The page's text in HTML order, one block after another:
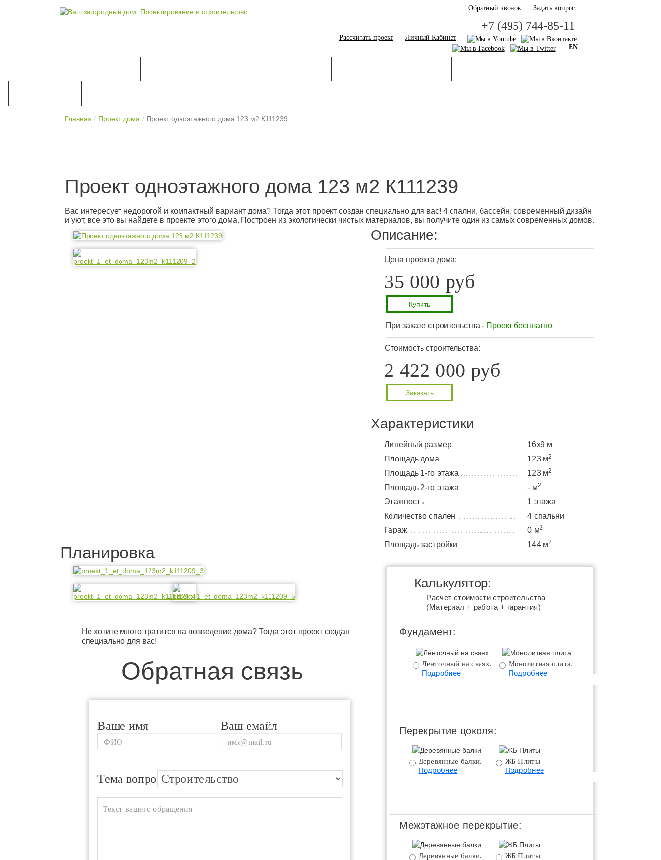
Обратный звонок Задать вопрос
+7 (495) 744-85-11
Рассчитать проект
Личный Кабинет
EN
Главная Проект дома Проект одноэтажного дома 123 м2 К111239
Проект одноэтажного дома 123 м2 К111239
Вас интересует недорогой и компактный вариант дома? Тогда этот проект создан специально для вас! 4 спални, бассейн, современный дизайн
и уют, все это вы найдете в проекте этого дома. Построен из экологически чистых материалов, вы получите один из самых современных домов.
Описание:
Цена проекта дома:
35 000 руб
Купить
При заказе строительства - Проект бесплатно
Стоимость строительства:
2 422 000 руб
Заказать
Характеристики
Линейный размер
16x9 м
Площадь дома
123 м2
Площадь 1-го этажа 123 м2
Площадь 2-го этажа - м2
Этажность
1 этажа
Количество спален
4 спальни
Гараж
0 м2
Площадь застройки 144 м2
Планировка
Не хотите много тратится на возведение дома? Тогда этот проект создан
специально для вас!
Обратная связь
Ваше имя Ваш емайл
Тема вопроса
Калькулятор:
Расчет стоимости строительства
(Материал + работа + гарантия)
Фундамент:
Ленточный на сваях.
Подробнее
Монолитная плита.
Подробнее
Подробнее
Перекрытие цоколя:
Деревянные балки.
Подробнее
ЖБ Плиты.
Подробнее
Подробнее
Межэтажное перекрытие:
Деревянные балки. ЖБ Плиты.